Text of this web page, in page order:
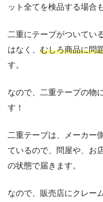
ット全てを検品する場合
二重にテープがついてい
はなく、 むしろ商品に問
す。
なので、二重テープの物
す！
二重テープは、メーカー
ているので、問屋や、お
の状態で届きます。
なので、販売店にクレー